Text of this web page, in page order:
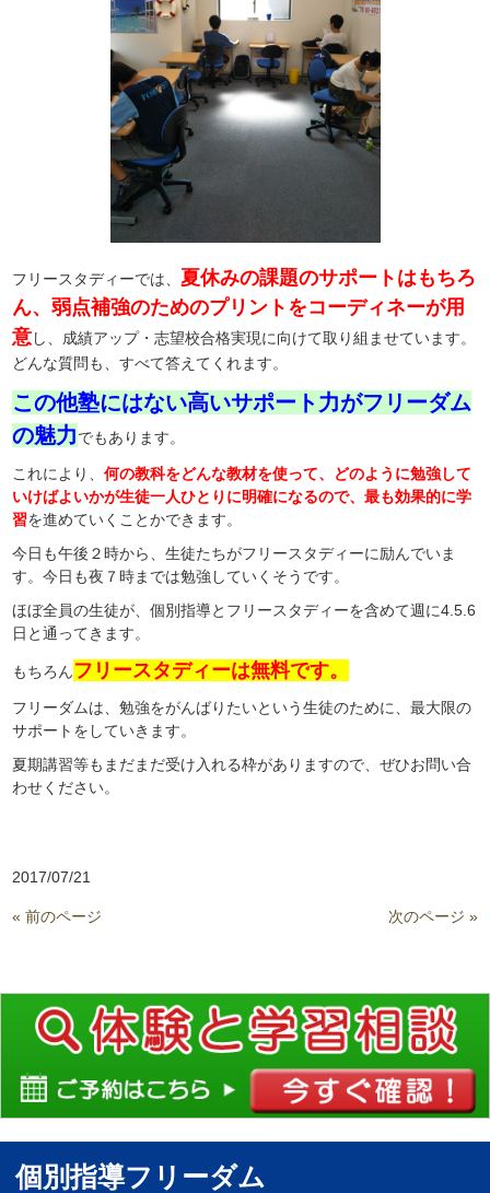
フリースタディーでは、夏休みの課題のサポートはもちろ
ん、弱点補強のためのプリントをコーディネーが用
意し、成績アップ・志望校合格実現に向けて取り組ませています。
どんな質問も、すべて答えてくれます。
この他塾にはない高いサポート力がフリーダム
の魅力でもあります。
これにより、何の教科をどんな教材を使って、どのように勉強して
いけばよいかが生徒一人ひとりに明確になるので、最も効果的に学
習を進めていくことかできます。
今日も午後２時から、生徒たちがフリースタディーに励んでいま
す。今日も夜７時までは勉強していくそうです。
ほぼ全員の生徒が、個別指導とフリースタディーを含めて週に4.5.6
日と通ってきます。
もちろんフリースタディーは無料です。
フリーダムは、勉強をがんばりたいという生徒のために、最大限の
サポートをしていきます。
夏期講習等もまだまだ受け入れる枠がありますので、ぜひお問い合
わせください。
2017/07/21
« 前のページ 次のページ »
個別指導フリーダム